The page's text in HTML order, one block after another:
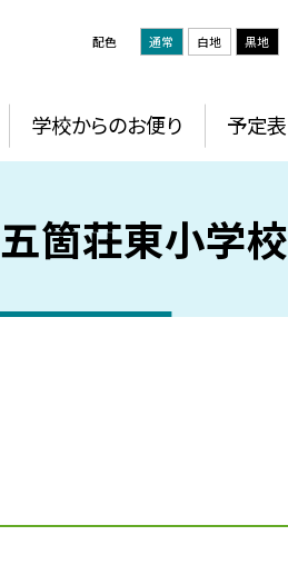
配色 通常 白地 黒地
学校からのお便り 予定表
箇荘東小学校